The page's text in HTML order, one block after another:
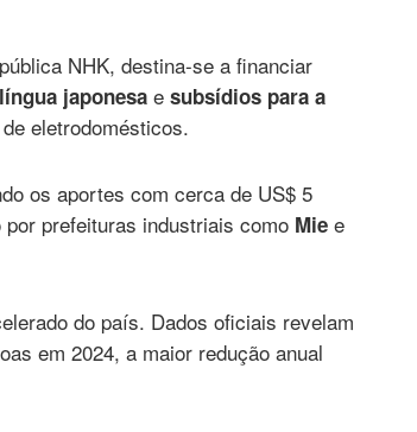
NHK, destina-se a financiar
japonesa e subsídios para a
eletrodomésticos.
os aportes com cerca de US$ 5
prefeituras industriais como Mie e
do país. Dados oficiais revelam
em 2024, a maior redução anual